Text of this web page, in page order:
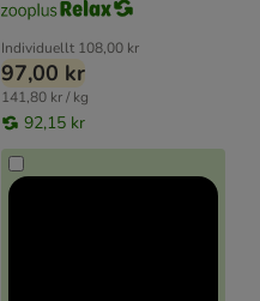
Individuellt 108,00 kr
97,00 kr
141,80 kr / kg
92,15 kr